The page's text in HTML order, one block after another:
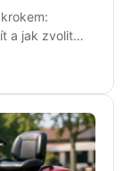
a jak zvolit